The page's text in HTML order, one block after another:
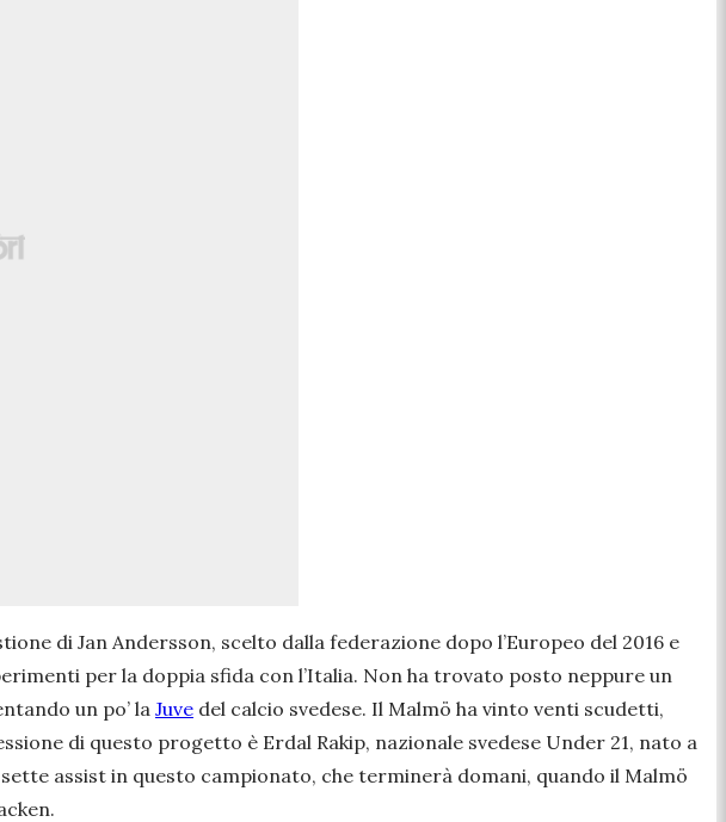
di Jan Andersson, scelto dalla federazione dopo l’Europeo del 2016 e
per la doppia sfida con l’Italia. Non ha trovato posto neppure un
un po’ la Juve del calcio svedese. Il Malmö ha vinto venti scudetti,
di questo progetto è Erdal Rakip, nazionale svedese Under 21, nato a
assist in questo campionato, che terminerà domani, quando il Malmö